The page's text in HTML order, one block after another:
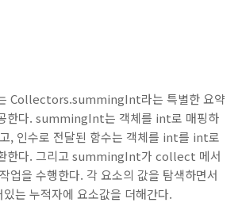
Collectors.summingInt라는 특별한 요약
한다. summingInt는 객체를 int로 매핑하
, 인수로 전달된 함수는 객체를 int를 int로
한다. 그리고 summingInt가 collect 메서
업을 수행한다. 각 요소의 값을 탐색하면서
는 누적자에 요소값을 더해간다.